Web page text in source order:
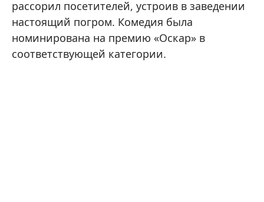
рассорил посетителей, устроив в заведении
настоящий погром. Комедия была
номинирована на премию «Оскар» в
соответствующей категории.